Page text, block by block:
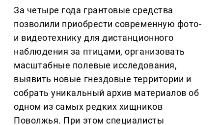
За четыре года грантовые средства
позволили приобрести современную фото-
и видеотехнику для дистанционного
наблюдения за птицами, организовать
масштабные полевые исследования,
выявить новые гнездовые территории и
собрать уникальный архив материалов об
одном из самых редких хищников
Поволжья. При этом специалисты